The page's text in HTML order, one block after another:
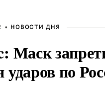
• НОВОСТИ ДНЯ
Маск
по